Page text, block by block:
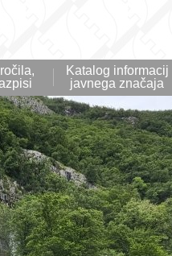
Katalog informacij
javnega značaja